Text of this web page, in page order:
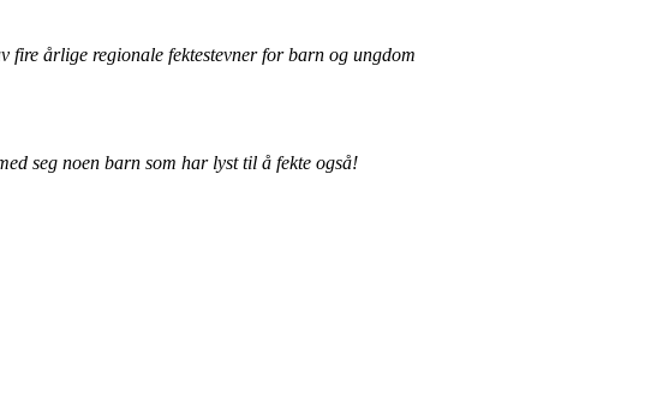
fire årlige regionale fektestevner for barn og ungdom
seg noen barn som har lyst til å fekte også!